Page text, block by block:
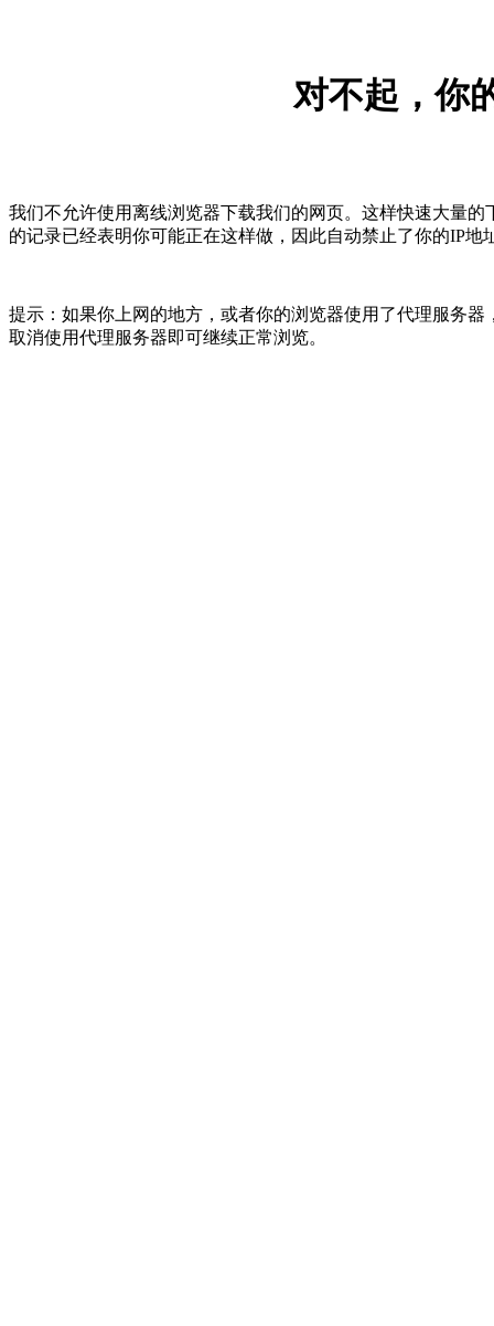
对不起，你
我们不允许使用离线浏览器下载我们的网页。这样快速大量
的记录已经表明你可能正在这样做，因此自动禁止了你的IP
提示：如果你上网的地方，或者你的浏览器使用了代理服务
取消使用代理服务器即可继续正常浏览。